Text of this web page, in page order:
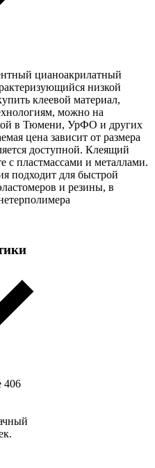
цианоакрилатный
низкой
клеевой материал,
можно на
в Тюмени, УрФО и других
цена зависит от размера
доступной. Клеящий
с пластмассами и металлами.
подходит для быстрой
и резины, в
406